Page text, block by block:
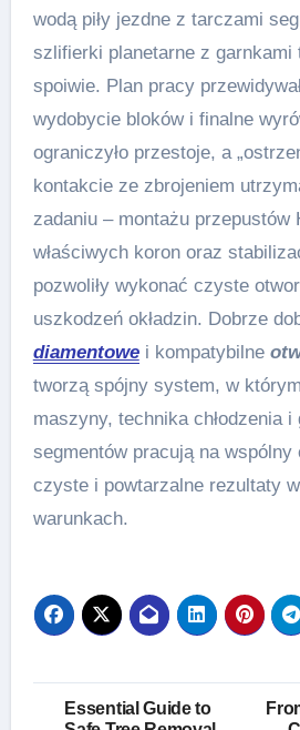
wodą piły jezdne z tarczami
szlifierki planetarne z garnkami
spoiwie. Plan pracy
wydobycie bloków i finalne
ograniczyło przestoje, a
kontakcie ze zbrojeniem
zadaniu – montażu przepustów
właściwych koron oraz
pozwoliły wykonać czyste
uszkodzeń okładzin. Dobrze
diamentowei kompatybilne
tworzą spójny system, w
maszyny, technika chłodzenia i
segmentów pracują na
czyste i powtarzalne rezultaty
warunkach.
Post
Essential Guide to